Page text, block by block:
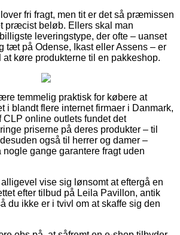
fri fragt, men tit er det så præmissen
præcist beløb. Ellers skal man
leveringstype, der ofte – uanset
tæt på Odense, Ikast eller Assens – er
at køre produkterne til en pakkeshop.
temmelig praktisk for købere at
i blandt flere internet firmaer i Danmark,
CLP online outlets fundet det
priserne på deres produkter – til
også til herrer og damer –
gange garantere fragt uden
vise sig lønsomt at eftergå en
efter tilbud på Leila Pavillon, antik
du ikke er i tvivl om at skaffe sig den